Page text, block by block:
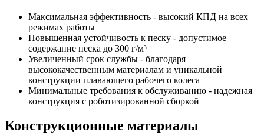
Максимальная эффективность - высокий КПД на всех
режимах работы
Повышенная устойчивость к песку - допустимое
содержание песка до 300 г/м³
Увеличенный срок службы - благодаря
высококачественным материалам и уникальной
конструкции плавающего рабочего колеса
Минимальные требования к обслуживанию - надежная
конструкция с роботизированной сборкой
Конструкционные материалы